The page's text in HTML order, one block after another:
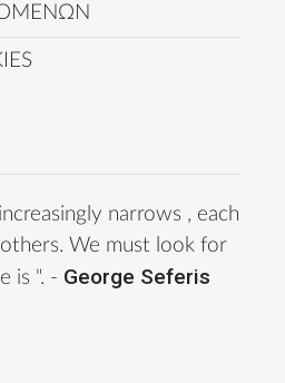
narrows , each
We must look for
is ". - George Seferis